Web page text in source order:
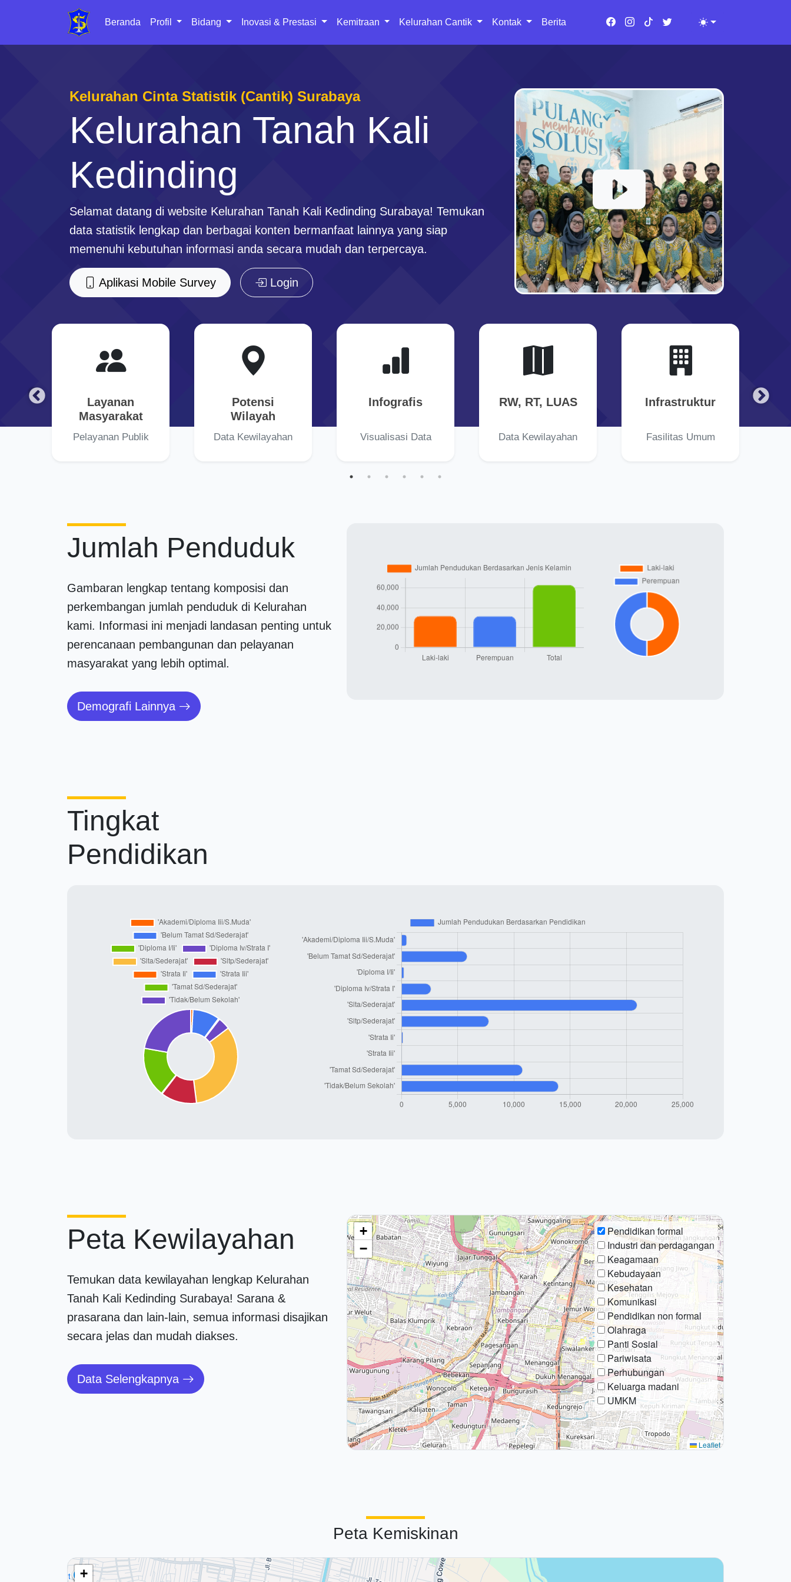
Beranda Profil Bidang Inovasi & Prestasi Kemitraan Kelurahan Cantik Kontak Berita
Toggle theme
Kelurahan Cinta Statistik (Cantik) Surabaya
Kelurahan Tanah Kali
Kedinding
Selamat datang di website Kelurahan Tanah Kali Kedinding Surabaya! Temukan
data statistik lengkap dan berbagai konten bermanfaat lainnya yang siap
memenuhi kebutuhan informasi anda secara mudah dan terpercaya.
Aplikasi Mobile Survey Login
Layanan
Masyarakat
Pelayanan Publik
Potensi
Wilayah
Data Kewilayahan
Infografis
Visualisasi Data
RW, RT, LUAS
Data Kewilayahan
Infrastruktur
Fasilitas Umum
Jumlah Penduduk
Gambaran lengkap tentang komposisi dan
perkembangan jumlah penduduk di Kelurahan
kami. Informasi ini menjadi landasan penting untuk
perencanaan pembangunan dan pelayanan
masyarakat yang lebih optimal.
Demografi Lainnya
Tingkat
Pendidikan
Peta Kewilayahan
Temukan data kewilayahan lengkap Kelurahan
Tanah Kali Kedinding Surabaya! Sarana &
prasarana dan lain-lain, semua informasi disajikan
secara jelas dan mudah diakses.
Data Selengkapnya
Pendidikan formal
Industri dan perdagangan
Keagamaan
Kebudayaan
Kesehatan
Komunikasi
Pendidikan non formal
Olahraga
Panti Sosial
Pariwisata
Perhubungan
Keluarga madani
UMKM
+
−
Leaflet
Peta Kemiskinan
+